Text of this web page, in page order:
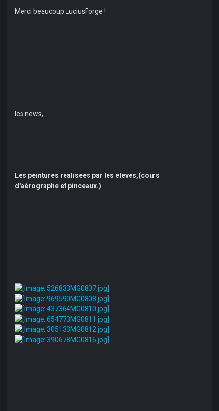
Merci beaucoup LuciusForge !
les news,
Les peintures réalisées par les élèves,(cours
d'aérographe et pinceaux.)